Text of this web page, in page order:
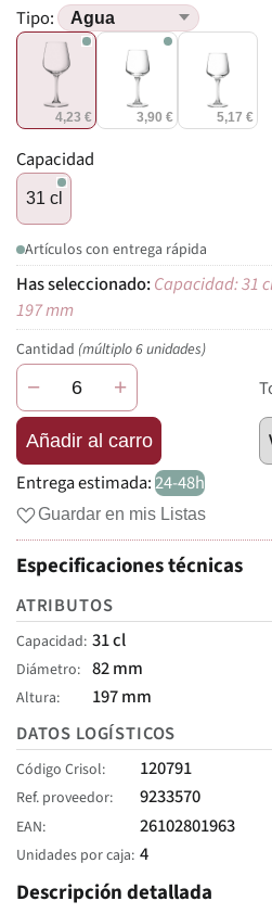
Tipo:
4,23 € 3,90 € 5,17 €
Capacidad
31 cl
Artículos con entrega rápida
Capacidad: 31
197 mm
Cantidad (múltiplo 6 unidades)
− +
Añadir al carro
Entrega estimada:24-48h
Guardar en mis Listas
Especificaciones técnicas
ATRIBUTOS
Capacidad 31 cl
Diámetro 82 mm
Altura
197 mm
DATOS LOGÍSTICOS
Código Crisol 120791
Ref. proveedor 9233570
EAN 26102801963
Unidades por caja 4
Descripción detallada